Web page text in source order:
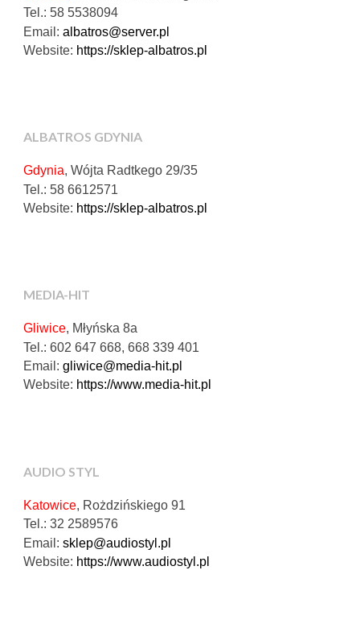
Tel.: 58 5538094
Email:albatros@server.pl
Website: https://sklep-albatros.pl
ALBATROS GDYNIA
Gdynia, Wójta Radtkego 29/35
Tel.: 58 6612571
Website: https://sklep-albatros.pl
MEDIA-HIT
Gliwice, Młyńska 8a
Tel.: 602 647 668, 668 339 401
Email:gliwice@media-hit.pl
Website: https://www.media-hit.pl
AUDIO STYL
Katowice, Rożdzińskiego 91
Tel.: 32 2589576
Email:sklep@audiostyl.pl
Website: https://www.audiostyl.pl